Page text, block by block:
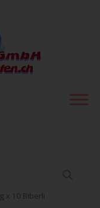
x 10 Biberli